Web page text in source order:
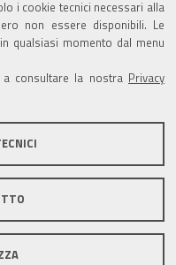
i cookie tecnici necessari alla
non essere disponibili. Le
qualsiasi momento dal menu
consultare la nostra
Privacy
i pagamenti
o con Avviso di
con PagoPA
Note legali
Credits